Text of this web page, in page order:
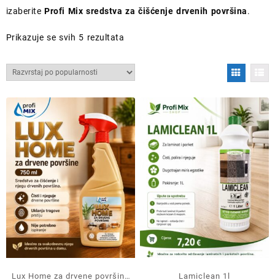
izaberiteProfi Mix sredstva za čišćenje drvenih površina.
Prikazuje se svih 5 rezultata
popularnosti
Lux Home za drvene površine
Lamiclean 1l